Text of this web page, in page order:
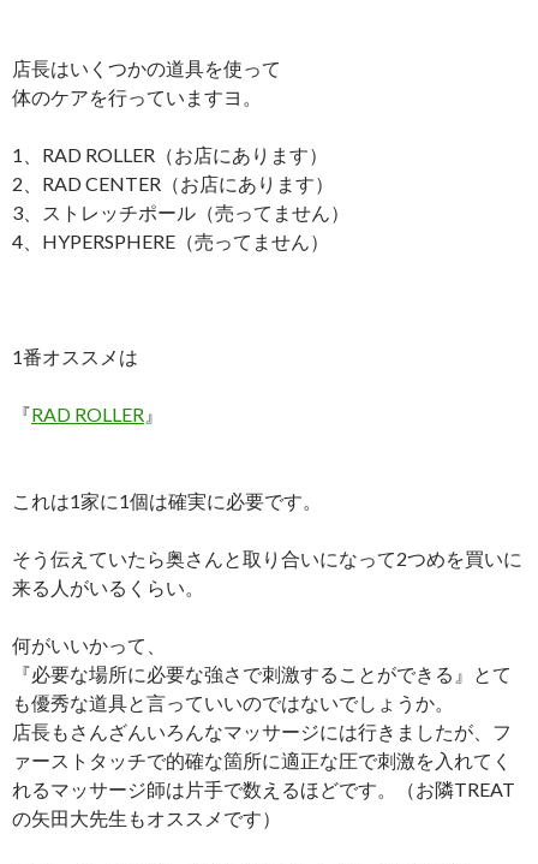
店長はいくつかの道具を使って
体のケアを行っていますヨ。
1、RAD ROLLER（お店にあります）
2、RAD CENTER（お店にあります）
3、ストレッチポール（売ってません）
4、HYPERSPHERE（売ってません）
1番オススメは
『RAD ROLLER 』
これは1家に1個は確実に必要です。
そう伝えていたら奥さんと取り合いになって2つめを買いに
来る人がいるくらい。
何がいいかって、
『必要な場所に必要な強さで刺激することができる』とて
も優秀な道具と言っていいのではないでしょうか。
店長もさんざんいろんなマッサージには行きましたが、フ
ァーストタッチで的確な箇所に適正な圧で刺激を入れてく
れるマッサージ師は片手で数えるほどです。（お隣TREAT
の矢田大先生もオススメです）